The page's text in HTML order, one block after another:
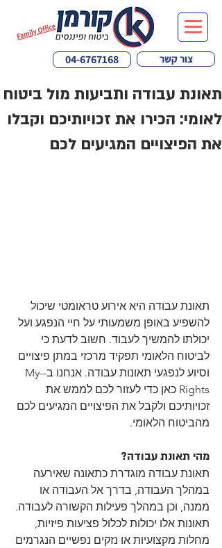
04-6767168 צור קשר
תאונת עבודה ותביעות מול ביטוח
לאומי: הכירו את זכויותיכם וקבלו
את הפיצויים המגיעים לכם
תאונת עבודה היא אירוע טראומטי שיכול
להשפיע באופן משמעותי על חיי הנפגע ועל
יכולתו להמשיך לעבוד. חשוב לדעת כי
לביטוח הלאומי תפקיד מרכזי במתן פיצויים
וסיוע לנפגעי תאונות עבודה. אנחנו ב-My-
Rights כאן כדי לעזור לכם לממש את
זכויותיכם ולקבל את הפיצויים המגיעים לכם
מהביטוח הלאומי.
מהי תאונת עבודה?
תאונת עבודה מוגדרת כתאונה שאירעה
במהלך העבודה, בדרך אל העבודה או
ממנה, וכן במהלך פעילות הקשורה לעבודה.
תאונות אלו יכולות לכלול פציעות פיזיות,
מחלות מקצועיות או נזקים נפשיים הנגרמים